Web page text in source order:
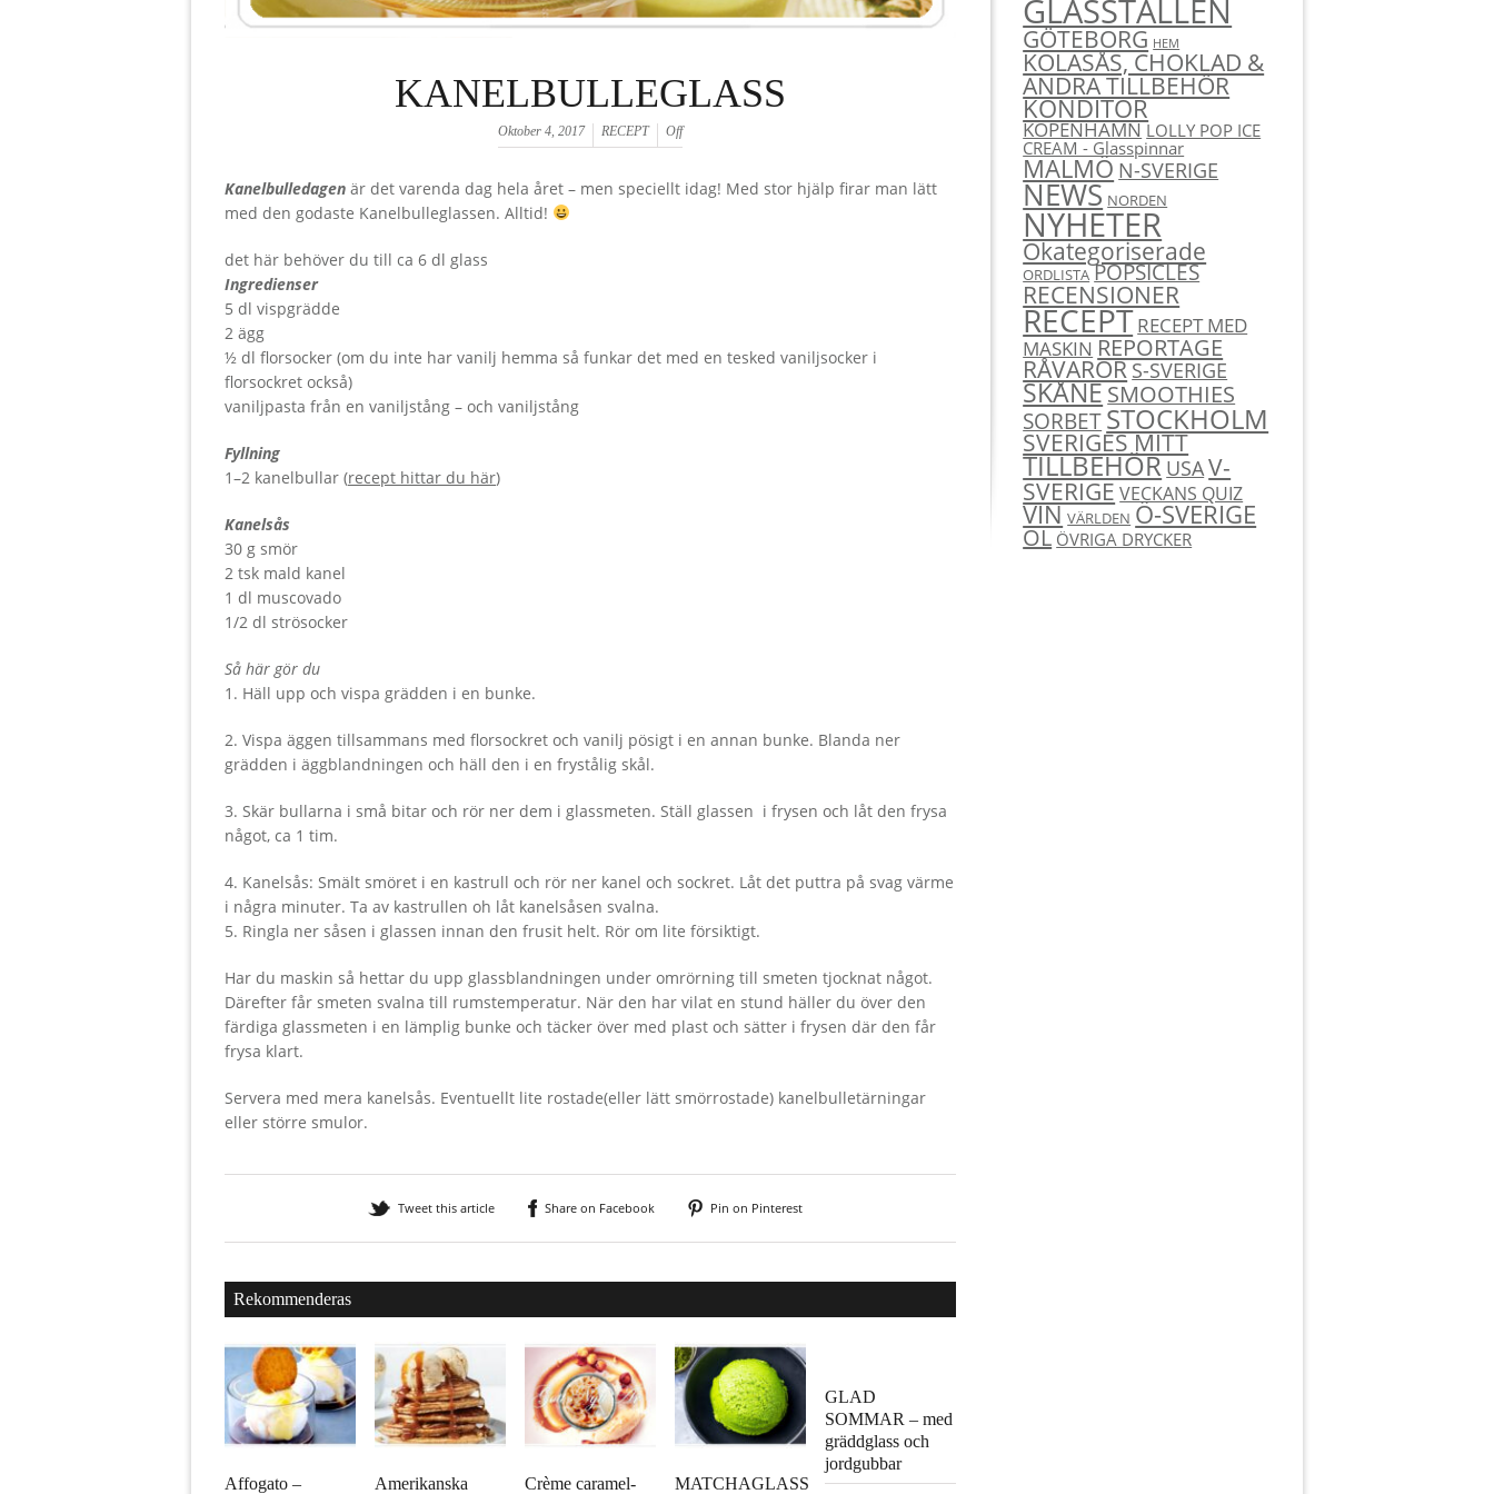
KANELBULLEGLASS
Oktober 4, 2017 RECEPT Off
Kanelbulledagen är det varenda dag hela året – men speciellt idag! Med stor hjälp firar man lätt
med den godaste Kanelbulleglassen. Alltid!
det här behöver du till ca 6 dl glass
Ingredienser
5 dl vispgrädde
2 ägg
½ dl florsocker (om du inte har vanilj hemma så funkar det med en tesked vaniljsocker i
florsockret också)
vaniljpasta från en vaniljstång – och vaniljstång
Fyllning
1–2 kanelbullar (recept hittar du här)
Kanelsås
30 g smör
2 tsk mald kanel
1 dl muscovado
1/2 dl strösocker
Så här gör du
1. Häll upp och vispa grädden i en bunke.
2. Vispa äggen tillsammans med florsockret och vanilj pösigt i en annan bunke. Blanda ner
grädden i äggblandningen och häll den i en frystålig skål.
3. Skär bullarna i små bitar och rör ner dem i glas­smeten. Ställ glassen i frysen och låt den frysa
något, ca 1 tim.
4. Kanelsås: Smält smöret i en kastrull och rör ner kanel och sockret. Låt det puttra på svag värme
i några minuter. Ta av kastrullen oh låt kanelsåsen svalna.
5. Ringla ner såsen i glassen innan den frusit helt. Rör om lite försiktigt.
Har du maskin så hettar du upp glassblandningen under omrörning till smeten tjocknat något.
Därefter får smeten svalna till rumstemperatur. När den har vilat en stund häller du över den
färdiga glassmeten i en lämplig bunke och täcker över med plast och sätter i frysen där den får
frysa klart.
Servera med mera kanelsås. Eventuellt lite rostade(eller lätt smörrostade) kanelbulletärningar
eller större smulor.
Tweet this article Share on Facebook Pin on Pinterest
Rekommenderas
Affogato – Amerikanska Crème caramel- MATCHAGLASS
GLAD
SOMMAR – med
gräddglass och
jordgubbar
GLASSTÄLLEN
GÖTEBORG HEM
KOLASÅS, CHOKLAD &
ANDRA TILLBEHÖR
KONDITOR
KÖPENHAMN LOLLY POP ICE
CREAM - Glasspinnar
MALMÖN-SVERIGE
NEWS NORDEN
NYHETER
Okategoriserade
ORDLISTA POPSICLES
RECENSIONER
RECEPT RECEPT MED
MASKIN REPORTAGE
RÅVARORS-SVERIGE
SKÅNESMOOTHIES
SORBETSTOCKHOLM
SVERIGES MITT
TILLBEHÖRUSAV-
SVERIGEVECKANS QUIZ
VIN VÄRLDEN Ö-SVERIGE
ÖL ÖVRIGA DRYCKER